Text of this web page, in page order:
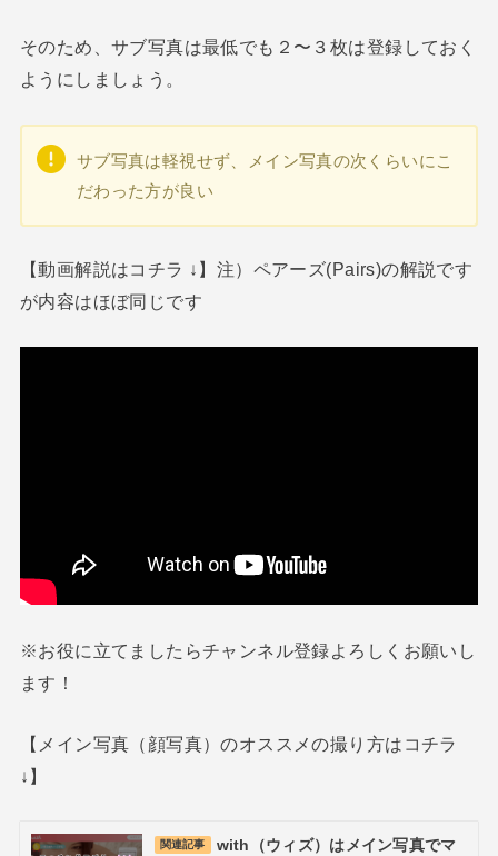
そのため、サブ写真は最低でも２〜３枚は登録しておく
ようにしましょう。
サブ写真は軽視せず、メイン写真の次くらいにこ
だわった方が良い
【動画解説はコチラ ↓】注）ペアーズ(Pairs)の解説です
が内容はほぼ同じです
※お役に立てましたらチャンネル登録よろしくお願いし
ます！
【メイン写真（顔写真）のオススメの撮り方はコチラ
↓】
関連記事 with（ウィズ）はメイン写真でマ